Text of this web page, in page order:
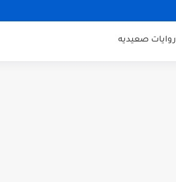
روايات صعيديه